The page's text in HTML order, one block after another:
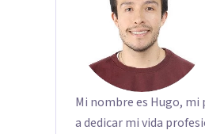
Mi nombre es Hugo,
a dedicar mi vida